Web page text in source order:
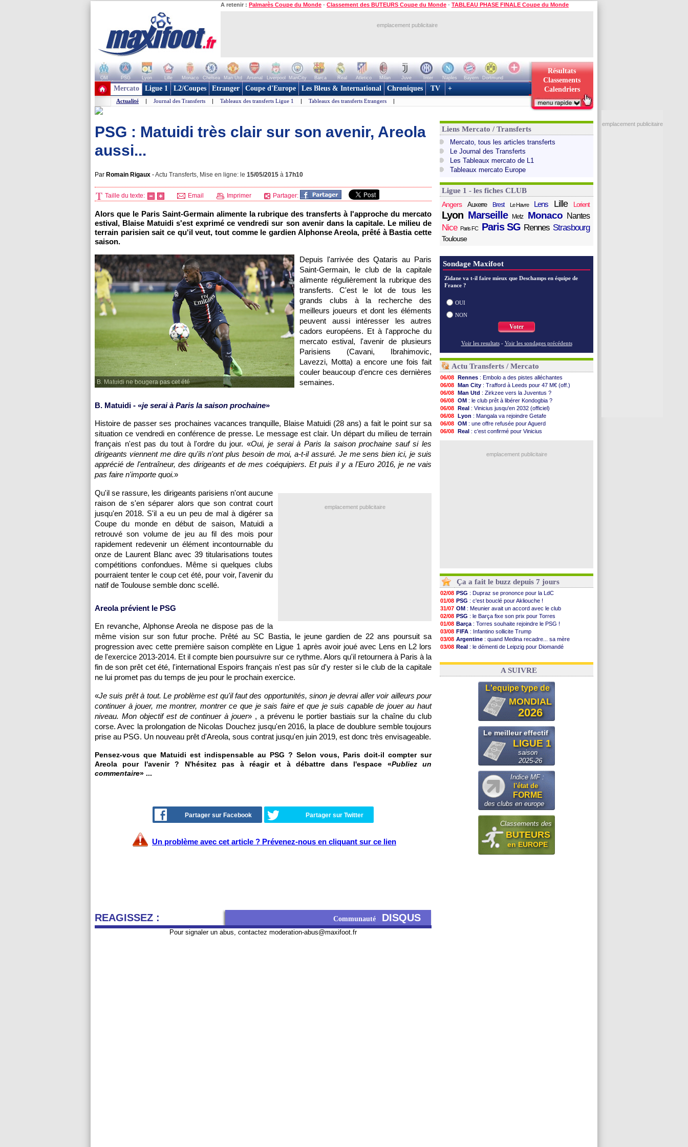
A retenir : Palmarès Coupe du Monde - Classement des BUTEURS Coupe du Monde - TABLEAU PHASE FINALE Coupe du Monde
emplacement publicitaire
OM PSG Lyon Lille Monaco Chelsea Man Utd Arsenal Liverpool ManCity Barca Real Atletico Milan Juve Inter Naples Bayern
Dortmund
+ de clubs
Résultats
Classements
Calendriers
Mercato Ligue 1 L2/Coupes Etranger Coupe d'Europe Les Bleus & International Chroniques TV +
Actualité | Journal des Transferts | Tableaux des transferts Ligue 1 | Tableaux des transferts Etrangers |
PSG : Matuidi très clair sur son avenir, Areola
aussi...
Par Romain Rigaux -Actu Transferts, Mise en ligne: le 15/05/2015 à 17h10
Taille du texte: Email Imprimer Partager:
Alors que le Paris Saint-Germain alimente la rubrique des transferts à l'approche du mercato
estival, Blaise Matuidi s'est exprimé ce vendredi sur son avenir dans la capitale. Le milieu de
terrain parisien sait ce qu'il veut, tout comme le gardien Alphonse Areola, prêté à Bastia cette
saison.
B. Matuidi ne bougera pas cet été
Depuis l'arrivée des Qataris au Paris
Saint-Germain, le club de la capitale
alimente régulièrement la rubrique des
transferts. C'est le lot de tous les
grands clubs à la recherche des
meilleurs joueurs et dont les éléments
peuvent aussi intéresser les autres
cadors européens. Et à l'approche du
mercato estival, l'avenir de plusieurs
Parisiens (Cavani, Ibrahimovic,
Lavezzi, Motta) a encore une fois fait
couler beaucoup d'encre ces dernières
semaines.
B. Matuidi - «je serai à Paris la saison prochaine»
Histoire de passer ses prochaines vacances tranquille, Blaise Matuidi (28 ans) a fait le point sur sa
situation ce vendredi en conférence de presse. Le message est clair. Un départ du milieu de terrain
français n'est pas du tout à l'ordre du jour. «Oui, je serai à Paris la saison prochaine sauf si les
dirigeants viennent me dire qu'ils n'ont plus besoin de moi, a-t-il assuré. Je me sens bien ici, je suis
apprécié de l'entraîneur, des dirigeants et de mes coéquipiers. Et puis il y a l'Euro 2016, je ne vais
pas faire n'importe quoi.»
emplacement publicitaire
Qu'il se rassure, les dirigeants parisiens n'ont aucune
raison de s'en séparer alors que son contrat court
jusqu'en 2018. S'il a eu un peu de mal à digérer sa
Coupe du monde en début de saison, Matuidi a
retrouvé son volume de jeu au fil des mois pour
rapidement redevenir un élément incontournable du
onze de Laurent Blanc avec 39 titularisations toutes
compétitions confondues. Même si quelques clubs
pourraient tenter le coup cet été, pour voir, l'avenir du
natif de Toulouse semble donc scellé.
Areola prévient le PSG
En revanche, Alphonse Areola ne dispose pas de la
même vision sur son futur proche. Prêté au SC Bastia, le jeune gardien de 22 ans poursuit sa
progression avec cette première saison complète en Ligue 1 après avoir joué avec Lens en L2 lors
de l'exercice 2013-2014. Et il compte bien poursuivre sur ce rythme. Alors qu'il retournera à Paris à la
fin de son prêt cet été, l'international Espoirs français n'est pas sûr d'y rester si le club de la capitale
ne lui promet pas du temps de jeu pour le prochain exercice.
«Je suis prêt à tout. Le problème est qu'il faut des opportunités, sinon je devrai aller voir ailleurs pour
continuer à jouer, me montrer, montrer ce que je sais faire et que je suis capable de jouer au haut
niveau. Mon objectif est de continuer à jouer» , a prévenu le portier bastiais sur la chaîne du club
corse. Avec la prolongation de Nicolas Douchez jusqu'en 2016, la place de doublure semble toujours
prise au PSG. Un nouveau prêt d'Areola, sous contrat jusqu'en juin 2019, est donc très envisageable.
Pensez-vous que Matuidi est indispensable au PSG ? Selon vous, Paris doit-il compter sur
Areola pour l'avenir ? N'hésitez pas à réagir et à débattre dans l'espace «Publiez un
commentaire» ...
Partager sur Facebook Partager sur Twitter
Un problème avec cet article ? Prévenez-nous en cliquant sur ce lien
REAGISSEZ : Communauté DISQUS
Pour signaler un abus, contactez moderation-abus@maxifoot.fr
Liens Mercato / Transferts
Mercato, tous les articles transferts
Le Journal des Transferts
Les Tableaux mercato de L1
Tableaux mercato Europe
Ligue 1 - les fiches CLUB
Angers
Auxerre Brest Le Havre Lens Lille Lorient
Lyon Marseille Metz Monaco Nantes
Nice Paris FC Paris SG Rennes Strasbourg
Toulouse
Sondage Maxifoot
Zidane va t-il faire mieux que Deschamps en équipe de
France ?
OUI
NON
Voter
Voir les resultats - Voir les sondages précédents
Actu Transferts / Mercato
06/08 Rennes : Embolo a des pistes alléchantes
06/08 Man City : Trafford à Leeds pour 47 M€ (off.)
06/08 Man Utd : Zirkzee vers la Juventus ?
06/08 OM : le club prêt à libérer Kondogbia ?
06/08 Real : Vinicius jusqu'en 2032 (officiel)
06/08 Lyon : Mangala va rejoindre Getafe
06/08 OM : une offre refusée pour Aguerd
06/08 Real : c'est confirmé pour Vinicius
: une offre pour Bulka
emplacement publicitaire
Ça a fait le buzz depuis 7 jours
02/08 PSG : Dupraz se prononce pour la LdC
01/08 PSG : c'est bouclé pour Akliouche !
31/07 OM : Meunier avait un accord avec le club
02/08 PSG : le Barça fixe son prix pour Torres
01/08 Barça : Torres souhaite rejoindre le PSG !
03/08 FIFA : Infantino sollicite Trump
03/08 Argentine : quand Medina recadre... sa mère
03/08 Real : le démenti de Leipzig pour Diomandé
31/07 FIFA: le conseiller d'Infantino démissionne !
A SUIVRE
L'equipe type de
MONDIAL
2026
Le meilleur effectif
LIGUE 1
saison
2025-26
Indice MF :
l'état de
FORME
des clubs en europe
Classements des
BUTEURS
en EUROPE
emplacement publicitaire